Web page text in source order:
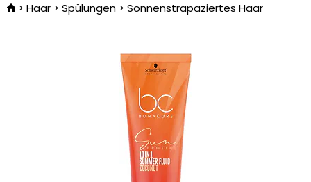
Haar Spülungen Sonnenstrapaziertes Haar